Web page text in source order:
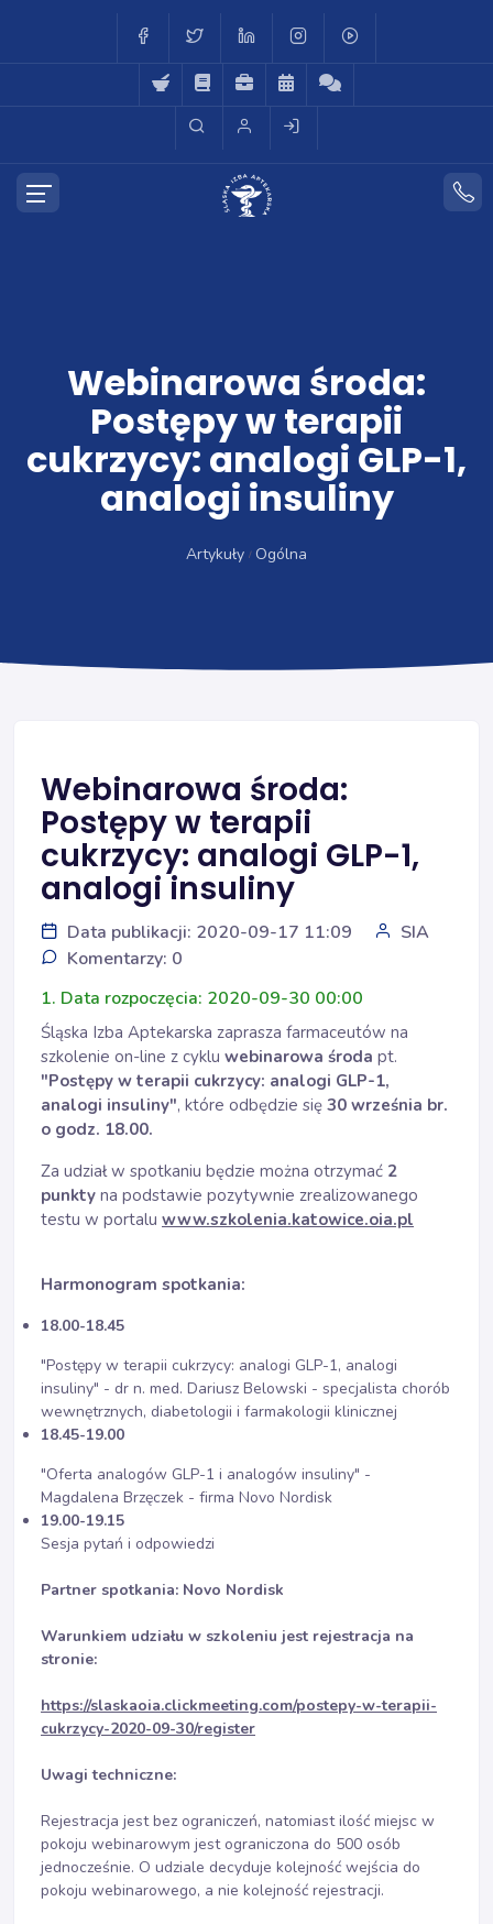
Webinarowa środa:
Postępy w terapii
cukrzycy: analogi GLP-1,
analogi insuliny
Artykuły Ogólna
Webinarowa środa:
Postępy w terapii
cukrzycy: analogi GLP-1,
analogi insuliny
Data publikacji: 2020-09-17 11:09
SIA
Komentarzy: 0
1. Data rozpoczęcia: 2020-09-30 00:00
Śląska Izba Aptekarska zaprasza farmaceutów na
szkolenie on-line z cyklu webinarowa środa pt.
"Postępy w terapii cukrzycy: analogi GLP-1,
analogi insuliny", które odbędzie się 30 września br.
o godz. 18.00.
Za udział w spotkaniu będzie można otrzymać 2
punkty na podstawie pozytywnie zrealizowanego
testu w portalu www.szkolenia.katowice.oia.pl
Harmonogram spotkania:
18.00-18.45
"Postępy w terapii cukrzycy: analogi GLP-1, analogi
insuliny" - dr n. med. Dariusz Belowski - specjalista chorób
wewnętrznych, diabetologii i farmakologii klinicznej
18.45-19.00
"Oferta analogów GLP-1 i analogów insuliny" -
Magdalena Brzęczek - firma Novo Nordisk
19.00-19.15
Sesja pytań i odpowiedzi
Partner spotkania: Novo Nordisk
Warunkiem udziału w szkoleniu jest rejestracja na
stronie:
https://slaskaoia.clickmeeting.com/postepy-w-terapii-
cukrzycy-2020-09-30/register
Uwagi techniczne:
Rejestracja jest bez ograniczeń, natomiast ilość miejsc w
pokoju webinarowym jest ograniczona do 500 osób
jednocześnie. O udziale decyduje kolejność wejścia do
pokoju webinarowego, a nie kolejność rejestracji.